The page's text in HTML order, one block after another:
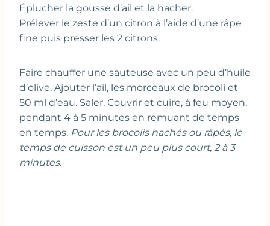
Éplucher la gousse d’ail et la hacher.
Prélever le zeste d’un citron à l’aide d’une râpe
fine puis presser les 2 citrons.
Faire chauffer une sauteuse avec un peu d’huile
d’olive. Ajouter l’ail, les morceaux de brocoli et
50 ml d’eau. Saler. Couvrir et cuire, à feu moyen,
pendant 4 à 5 minutes en remuant de temps
en temps. Pour les brocolis hachés ou râpés, le
temps de cuisson est un peu plus court, 2 à 3
minutes.